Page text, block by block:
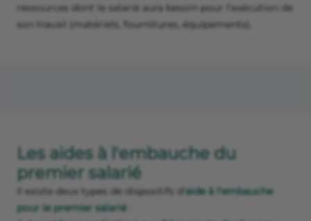
ressources dont le salarié aura besoin pour l'exécution de
son travail (matériels, fournitures, équipements).
Les aides à l'embauche du
premier salarié
Il existe deux types de dispositifs d' aide à l'embauche
pour le premier salarié: